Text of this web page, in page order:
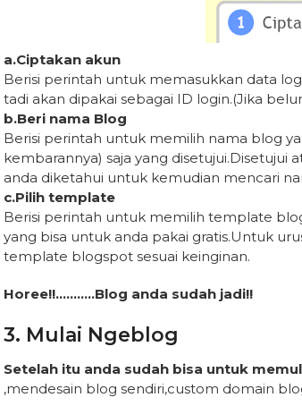
a.Ciptakan akun
Berisi perintah untuk memasukkan data
tadi akan dipakai sebagai ID login.(Jika
b.Beri nama Blog
Berisi perintah untuk memilih nama blog
kembarannya) saja yang disetujui.Disetujui
anda diketahui untuk kemudian mencari
c.Pilih template
Berisi perintah untuk memilih template
yang bisa untuk anda pakai gratis.Untuk
template blogspot sesuai keinginan.
Horee!!………..Blog anda sudah jadi!!
3. Mulai Ngeblog
Setelah itu anda sudah bisa untuk
,mendesain blog sendiri,custom domain